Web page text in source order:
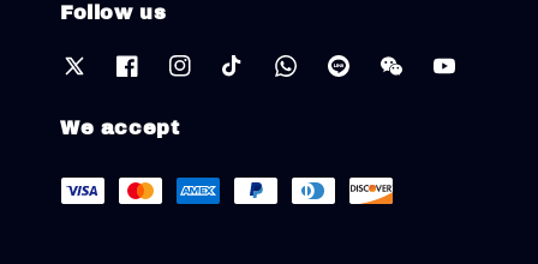
Follow us
We accept